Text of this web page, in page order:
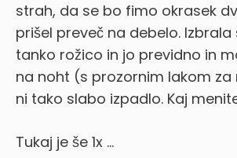
strah, da se bo fimo okrasek
prišel preveč na debelo. Izbrala
tanko rožico in jo previdno in
na noht (s prozornim lakom za
ni tako slabo izpadlo. Kaj
Tukaj je še 1x …